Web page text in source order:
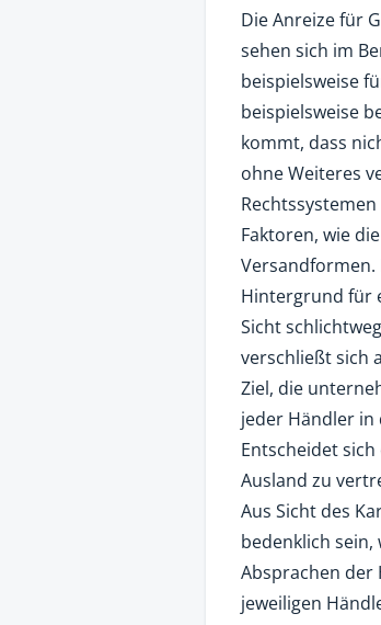
Die Anreize für
sehen sich im
beispielsweise
beispielsweise
kommt, dass
ohne Weiteres
Faktoren, wie
Versandformen.
Hintergrund für
Sicht
verschließt sich
Ziel, die
jeder Händler in
Entscheidet
Ausland zu
Aus Sicht des
bedenklich
Absprachen der
jeweiligen